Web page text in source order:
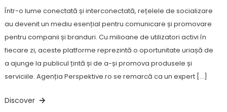
Într-o lume conectată și interconectată, rețelele de socializare
au devenit un mediu esențial pentru comunicare și promovare
pentru companii și branduri. Cu milioane de utilizatori activi în
fiecare zi, aceste platforme reprezintă o oportunitate uriașă de
a ajunge la publicul țintă și de a-și promova produsele și
serviciile. Agenția Perspektive.ro se remarcă ca un expert […]
Discover